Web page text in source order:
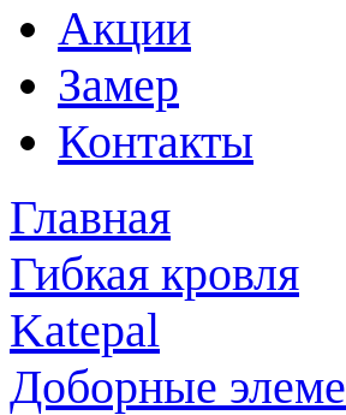
Акции
Замер
Контакты
Главная
Гибкая кровля
Katepal
Доборные